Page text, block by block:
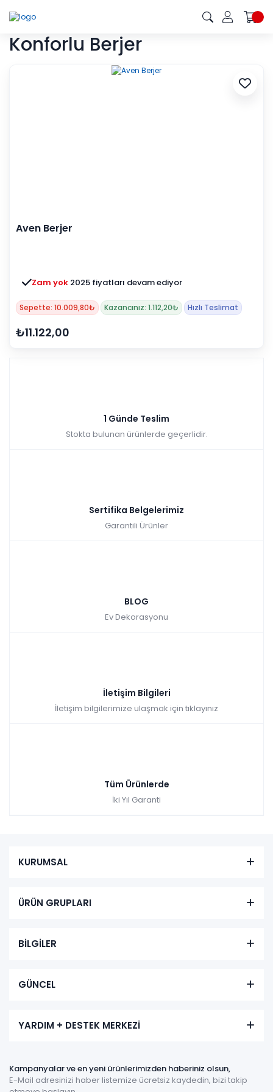
Konforlu Berjer
Aven Berjer
Zam yok 2025 fiyatları devam ediyor
Sepette: 10.009,80₺ Kazancınız: 1.112,20₺ Hızlı Teslimat
₺11.122,00
1 Günde Teslim
Stokta bulunan ürünlerde geçerlidir.
Sertifika Belgelerimiz
Garantili Ürünler
BLOG
Ev Dekorasyonu
İletişim Bilgileri
İletişim bilgilerimize ulaşmak için tıklayınız
Tüm Ürünlerde
İki Yıl Garanti
KURUMSAL
ÜRÜN GRUPLARI
BİLGİLER
GÜNCEL
YARDIM + DESTEK MERKEZİ
Kampanyalar ve en yeni ürünlerimizden haberiniz olsun,
E-Mail adresinizi haber listemize ücretsiz kaydedin, bizi takip